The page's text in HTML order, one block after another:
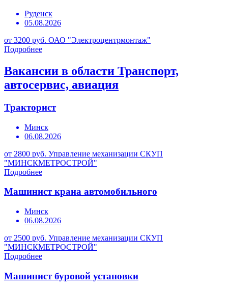
Руденск
05.08.2026
от 3200 руб. ОАО "Электроцентрмонтаж"
Подробнее
Вакансии в области Транспорт,
автосервис, авиация
Тракторист
Минск
06.08.2026
от 2800 руб. Управление механизации СКУП
"МИНСКМЕТРОСТРОЙ"
Подробнее
Машинист крана автомобильного
Минск
06.08.2026
от 2500 руб. Управление механизации СКУП
"МИНСКМЕТРОСТРОЙ"
Подробнее
Машинист буровой установки